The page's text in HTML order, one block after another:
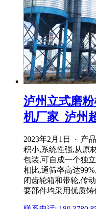
泸州立式磨
机厂家_泸州
2023年2月1日 · 产
积小,系统性强,从原
包装,可自成一个独
相比,通筛率高达
闭齿轮箱和带轮,传
要部件均采用优质铸